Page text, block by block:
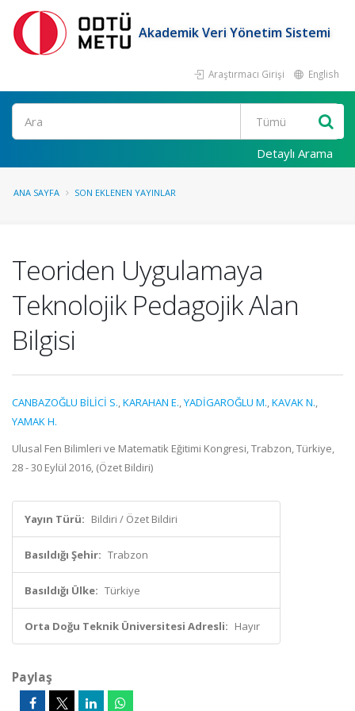
Akademik Veri Yönetim Sistemi
Araştırmacı Girişi English
Ara
Detaylı Arama
ANA SAYFA SON EKLENEN YAYINLAR
Teoriden Uygulamaya
Teknolojik Pedagojik Alan
Bilgisi
CANBAZOĞLU BİLİCİ S.,KARAHAN E.,YADİGAROĞLU M.,KAVAK N.,
YAMAK H.
Ulusal Fen Bilimleri ve Matematik Eğitimi Kongresi, Trabzon, Türkiye,
28 - 30 Eylül 2016, (Özet Bildiri)
Yayın Türü: Bildiri / Özet Bildiri
Basıldığı Şehir: Trabzon
Basıldığı Ülke: Türkiye
Orta Doğu Teknik Üniversitesi Adresli: Hayır
Paylaş